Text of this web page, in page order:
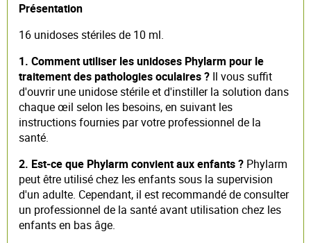
Présentation
16 unidoses stériles de 10 ml.
1. Comment utiliser les unidoses Phylarm pour le
traitement des pathologies oculaires ? Il vous suffit
d'ouvrir une unidose stérile et d'instiller la solution dans
chaque œil selon les besoins, en suivant les
instructions fournies par votre professionnel de la
santé.
2. Est-ce que Phylarm convient aux enfants ? Phylarm
peut être utilisé chez les enfants sous la supervision
d'un adulte. Cependant, il est recommandé de consulter
un professionnel de la santé avant utilisation chez les
enfants en bas âge.